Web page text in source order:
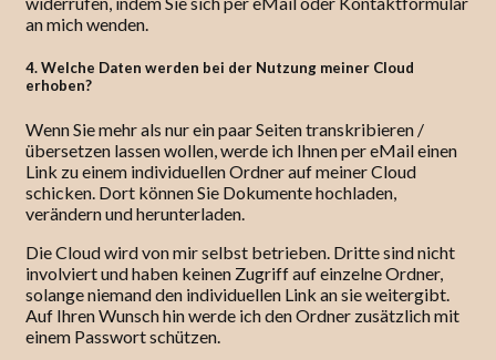
an mich wenden.
4. Welche Daten werden bei der Nutzung meiner Cloud
erhoben?
Wenn Sie mehr als nur ein paar Seiten transkribieren /
übersetzen lassen wollen, werde ich Ihnen per eMail einen
Link zu einem individuellen Ordner auf meiner Cloud
schicken. Dort können Sie Dokumente hochladen,
verändern und herunterladen.
Die Cloud wird von mir selbst betrieben. Dritte sind nicht
involviert und haben keinen Zugriff auf einzelne Ordner,
solange niemand den individuellen Link an sie weitergibt.
Auf Ihren Wunsch hin werde ich den Ordner zusätzlich mit
einem Passwort schützen.